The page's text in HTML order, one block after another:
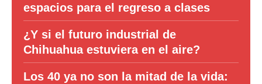
espacios para el regreso a clases
¿Y si el futuro industrial de
Chihuahua estuviera en el aire?
Los 40 ya no son la mitad de la vida: